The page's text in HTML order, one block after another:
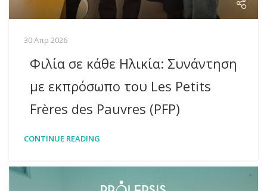
30 Απρ 2026
Φιλία σε κάθε Ηλικία: Συνάντηση
με εκπρόσωπο του Les Petits
Frères des Pauvres (PFP)
CONTINUE READING